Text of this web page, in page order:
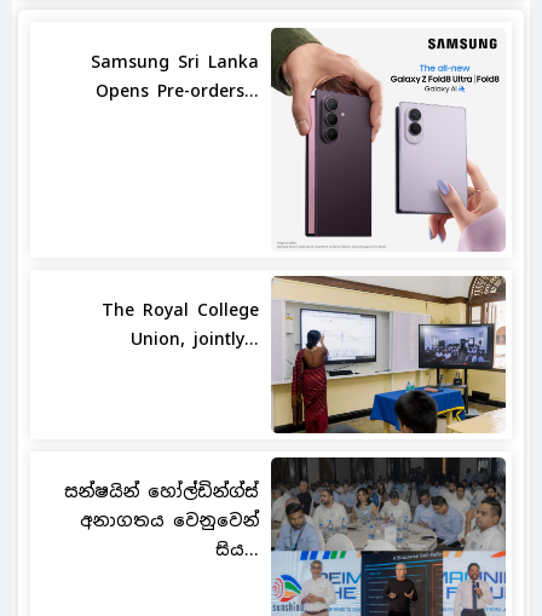
Samsung Sri Lanka
Opens Pre-orders...
The Royal College
Union, jointly...
සන්ෂයින් හෝල්ඩින්ග්ස්
අනාගතය වෙනුවෙන්
සිය...